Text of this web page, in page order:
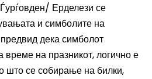
Ерделези се
и симболите на
дека симболот
време на празникот, логично е
што се собирање на билки,